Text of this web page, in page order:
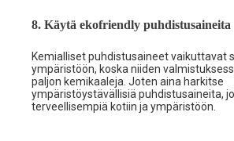
8. Käytä ekofriendly puhdistusaineita
Kemialliset puhdistusaineet vaikuttavat
ympäristöön, koska niiden
paljon kemikaaleja. Joten aina harkitse
ympäristöystävällisiä puhdistusaineita,
terveellisempiä kotiin ja ympäristöön.